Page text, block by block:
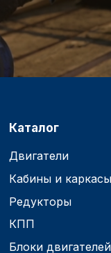
Каталог
Двигатели
Кабины и
Редукторы
КПП
Блоки двигателей